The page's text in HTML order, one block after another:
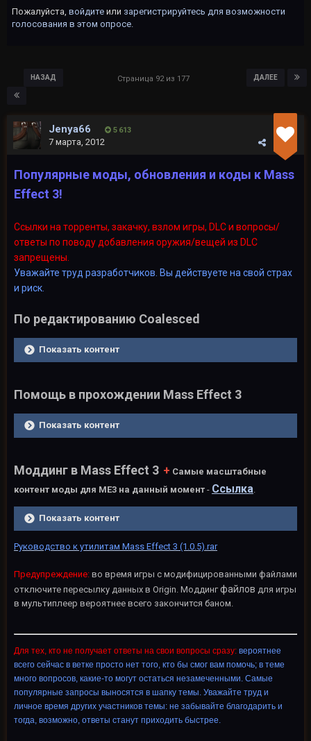
Пожалуйста, войдите или зарегистрируйтесь для возможности
голосования в этом опросе.
НАЗАД ДАЛЕЕ
Страница 92 из 177
Jenya66 5 613
7 марта, 2012
Популярные моды, обновления и коды к Mass
Effect 3!
Ссылки на торренты, закачку, взлом игры, DLC и вопросы/
ответы по поводу добавления оружия/вещей из DLC
запрещены.
Уважайте труд разработчиков. Вы действуете на свой страх
и риск.
По редактированию Coalesced
Показать контент
Помощь в прохождении Mass Effect 3
Показать контент
Моддинг в Mass Effect 3 + Самые масштабные
контент моды для МЕ3 на данный момент - Ссылка.
Показать контент
Руководство к утилитам Mass Effect 3 (1.0.5).rar
Предупреждение: во время игры с модифицированными файлами
отключите пересылку данных в Origin. Моддингфайлов для игры
в мультиплеер вероятнее всего закончится баном.
Для тех, кто не получает ответы на свои вопросы сразу: вероятнее
всего сейчас в ветке просто нет того, кто бы смог вам помочь; в теме
много вопросов, какие-то могут остаться незамеченными. Самые
популярные запросы выносятся в шапку темы. Уважайте труд и
личное время других участников темы: не забывайте благодарить и
тогда, возможно, ответы станут приходить быстрее.